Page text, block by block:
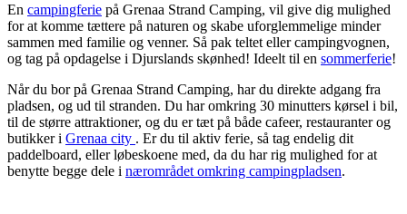
En campingferie på Grenaa Strand Camping, vil give dig mulighed
for at komme tættere på naturen og skabe uforglemmelige minder
sammen med familie og venner. Så pak teltet eller campingvognen,
og tag på opdagelse i Djurslands skønhed! Ideelt til en sommerferie!
Når du bor på Grenaa Strand Camping, har du direkte adgang fra
pladsen, og ud til stranden. Du har omkring 30 minutters kørsel i bil,
til de større attraktioner, og du er tæt på både cafeer, restauranter og
butikker i Grenaa city . Er du til aktiv ferie, så tag endelig dit
paddelboard, eller løbeskoene med, da du har rig mulighed for at
benytte begge dele i nærområdet omkring campingpladsen.